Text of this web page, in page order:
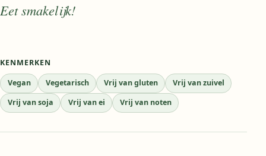
Eet smakelijk!
KENMERKEN
Vegan Vegetarisch Vrij van gluten
Vrij van zuivel
Vrij van soja
Vrij van ei Vrij van noten